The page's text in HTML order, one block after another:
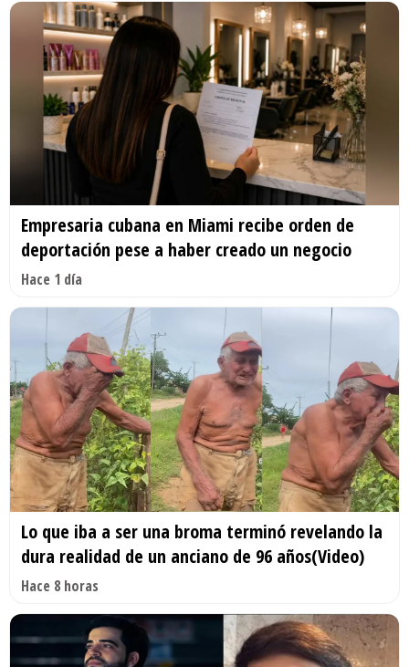
Empresaria cubana en Miami recibe orden de
deportación pese a haber creado un negocio
Hace 1 día
Lo que iba a ser una broma terminó revelando la
dura realidad de un anciano de 96 años(Video)
Hace 8 horas